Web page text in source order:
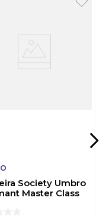
por sua
em 1924,
design de alta
Society Umbro
Master Class